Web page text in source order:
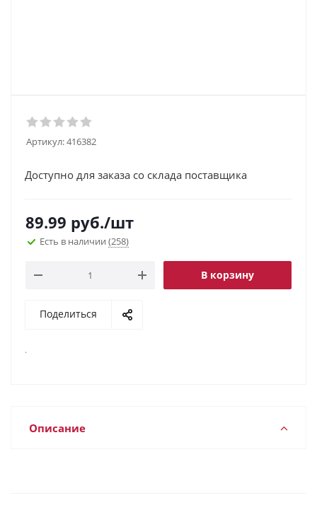
Артикул:416382
Доступно для заказа со склада поставщика
89.99 руб./шт
Есть в наличии (258)
В корзину
Поделиться
.
Описание